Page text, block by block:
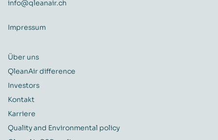
info@qleanair.ch
Impressum
Über uns
QleanAir difference
Investors
Kontakt
Karriere
Quality and Environmental policy